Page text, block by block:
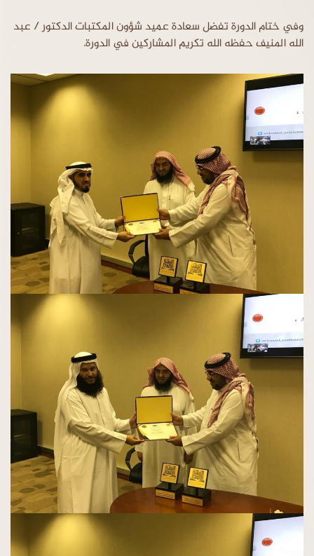
وفي ختام الدورة تفضل سعادة عميد شؤون المكتبات الدكتور / عبد
الله المنيف حفظه الله تكريم المشاركين في الدورة.